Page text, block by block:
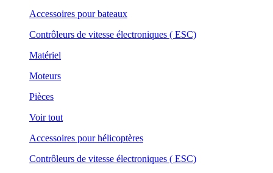
Accessoires pour bateaux
Contrôleurs de vitesse électroniques ( ESC)
Matériel
Moteurs
Pièces
Voir tout
Accessoires pour hélicoptères
Contrôleurs de vitesse électroniques ( ESC)